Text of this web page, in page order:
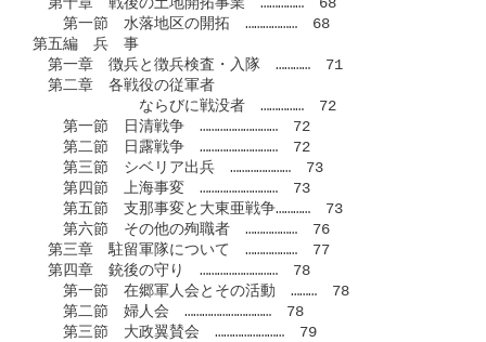
第一節　水落地区の開拓　………………　68
第五編　兵　事
第一章　徴兵と徴兵検査・入隊　…………　71
第二章　各戦役の従軍者
ならびに戦没者　……………　72
第一節　日清戦争　………………………　72
第二節　日露戦争　………………………　72
第三節　シベリア出兵　…………………　73
第四節　上海事変　………………………　73
第五節　支那事変と大東亜戦争…………　73
第六節　その他の殉職者　………………　76
第三章　駐留軍隊について　………………　77
第四章　銃後の守り　………………………　78
第一節　在郷軍人会とその活動　………　78
第二節　婦人会　…………………………　78
第三節　大政翼賛会　……………………　79